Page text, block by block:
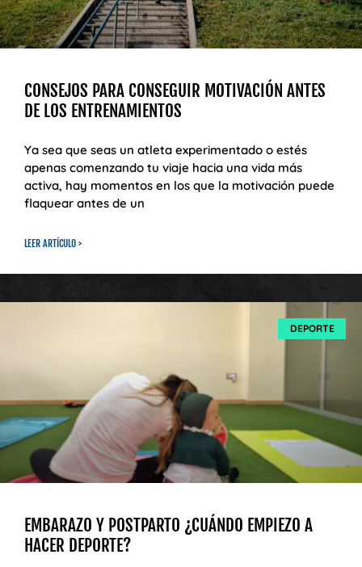
CONSEJOS PARA CONSEGUIR MOTIVACIÓN ANTES
DE LOS ENTRENAMIENTOS
Ya sea que seas un atleta experimentado o estés
apenas comenzando tu viaje hacia una vida más
activa, hay momentos en los que la motivación puede
flaquear antes de un
LEER ARTÍCULO >
DEPORTE
EMBARAZO Y POSTPARTO ¿CUÁNDO EMPIEZO A
HACER DEPORTE?